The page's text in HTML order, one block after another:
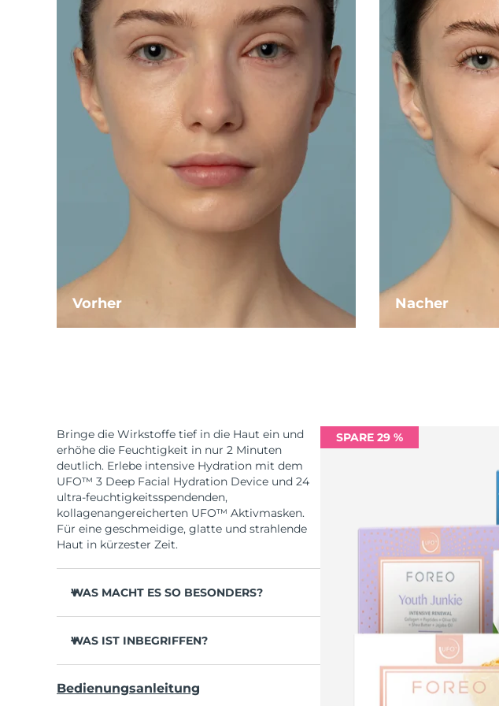
Vorher Nacher
SPARE 29 %
Bringe die Wirkstoffe tief in die Haut ein und
erhöhe die Feuchtigkeit in nur 2 Minuten
deutlich. Erlebe intensive Hydration mit dem
UFO™ 3 Deep Facial Hydration Device und 24
ultra-feuchtigkeitsspendenden,
kollagenangereicherten UFO™ Aktivmasken.
Für eine geschmeidige, glatte und strahlende
Haut in kürzester Zeit.
WAS MACHT ES SO BESONDERS?
Hautfeuchtigkeit in 2 Minuten um 126 % und
Erscheinungsbild von Falten in nur 1 Woche.
WAS IST INBEGRIFFEN?
6 x UFO™ Youth Junkie 2.0 Masks, 6 x UFO™
Bedienungsanleitung